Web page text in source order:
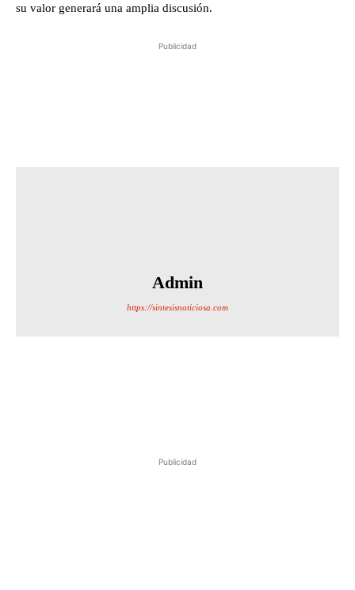
su valor generará una amplia discusión.
Publicidad
Admin
https://sintesisnoticiosa.com
Publicidad